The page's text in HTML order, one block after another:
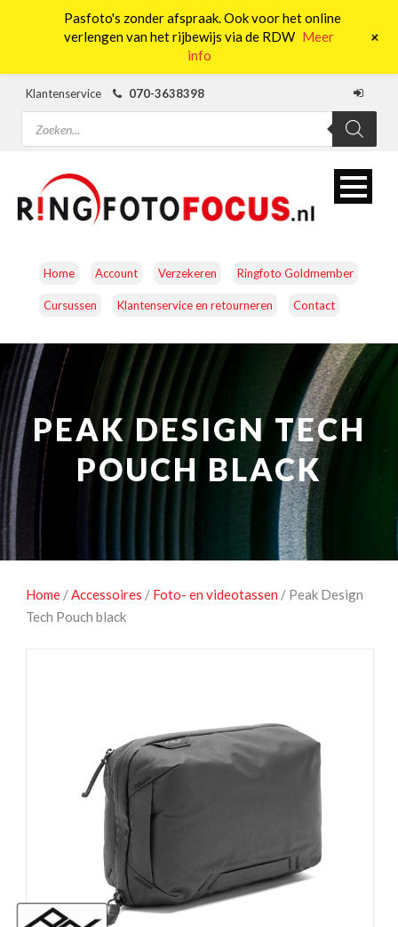
Klantenservice
070-3638398
Producten
zoeken
Home Account Verzekeren Ringfoto Goldmember
Cursussen Klantenservice en retourneren Contact
CAMERA’S OBJECTIEVEN ACCESSOIRES
NATUUROBSERVATIE MEDIA EN ENERGIE
STUDIOFOTOGRAFIE OCCASIONS
PEAK DESIGN TECH
POUCH BLACK
Home /Accessoires / Foto- en videotassen / Peak Design
Tech Pouch black
Pasfoto's zonder afspraak. Ook voor het online
verlengen van het rijbewijs via de RDW Meer
info
+